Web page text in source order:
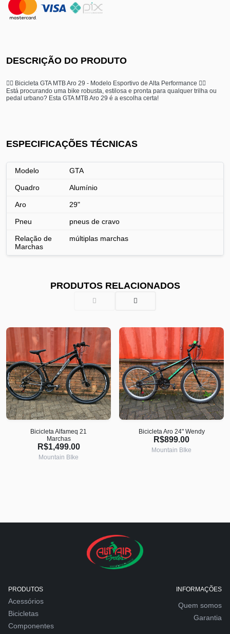
DESCRIÇÃO DO PRODUTO
🚴‍♂️ Bicicleta GTA MTB Aro 29 - Modelo Esportivo de Alta Performance 🚴‍♂️
Está procurando uma bike robusta, estilosa e pronta para qualquer trilha ou
pedal urbano? Esta GTA MTB Aro 29 é a escolha certa!
ESPECIFICAÇÕES TÉCNICAS
Modelo GTA
Quadro Alumínio
Aro 29"
Pneu pneus de cravo
Relação de
Marchas
múltiplas marchas
PRODUTOS RELACIONADOS
Bicicleta Alfameq 21
Marchas
R$1,499.00
Mountain BIke
Bicicleta Aro 24" Wendy
R$899.00
Mountain BIke
PRODUTOS
Acessórios
Bicicletas
Componentes
INFORMAÇÕES
Quem somos
Garantia